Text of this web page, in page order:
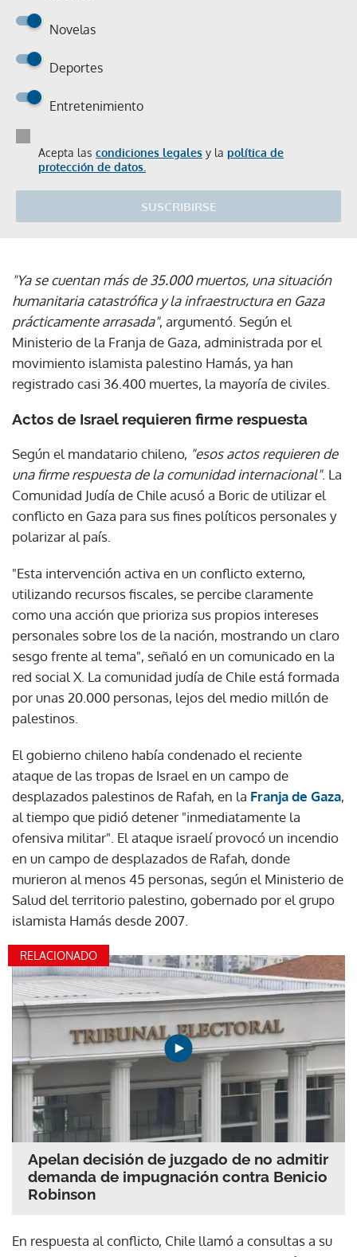
Novelas
Deportes
Entretenimiento
Acepta las condiciones legales y la política de
protección de datos.
SUSCRIBIRSE
"Ya se cuentan más de 35.000 muertos, una situación
humanitaria catastrófica y la infraestructura en Gaza
prácticamente arrasada", argumentó. Según el
Ministerio de la Franja de Gaza, administrada por el
movimiento islamista palestino Hamás, ya han
registrado casi 36.400 muertes, la mayoría de civiles.
Actos de Israel requieren firme respuesta
Según el mandatario chileno, "esos actos requieren de
una firme respuesta de la comunidad internacional". La
Comunidad Judía de Chile acusó a Boric de utilizar el
conflicto en Gaza para sus fines políticos personales y
polarizar al país.
"Esta intervención activa en un conflicto externo,
utilizando recursos fiscales, se percibe claramente
como una acción que prioriza sus propios intereses
personales sobre los de la nación, mostrando un claro
sesgo frente al tema", señaló en un comunicado en la
red social X. La comunidad judía de Chile está formada
por unas 20.000 personas, lejos del medio millón de
palestinos.
El gobierno chileno había condenado el reciente
ataque de las tropas de Israel en un campo de
desplazados palestinos de Rafah, en la Franja de Gaza,
al tiempo que pidió detener "inmediatamente la
ofensiva militar". El ataque israelí provocó un incendio
en un campo de desplazados de Rafah, donde
murieron al menos 45 personas, según el Ministerio de
Salud del territorio palestino, gobernado por el grupo
islamista Hamás desde 2007.
RELACIONADO
Apelan decisión de juzgado de no admitir
demanda de impugnación contra Benicio
Robinson
En respuesta al conflicto, Chile llamó a consultas a su